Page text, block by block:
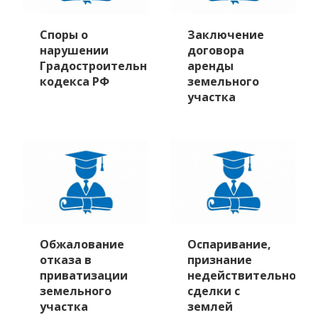
Споры о
нарушении
Градостроительного
кодекса РФ
Заключение
договора
аренды
земельного
участка
Обжалование
отказа в
приватизации
земельного
участка
Оспаривание,
признание
недействительной
сделки с
землей